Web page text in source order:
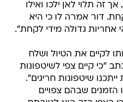
זה תלוי לאן ילכו ואילו
דור אמרה לו כי היא
אחריות גדולה מידי לקחת".
לקיים את הטיול ושלח
"כי קיים צפי לשיטפונות
שיטפונות חריגים".
שבהם צפויים